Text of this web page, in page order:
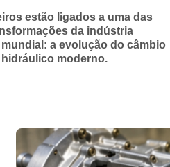
estão ligados a uma das
da indústria
a evolução do câmbio
moderno.